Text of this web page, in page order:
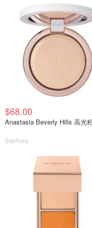
$68.00
Anastasia Beverly Hills 高光
Sephora